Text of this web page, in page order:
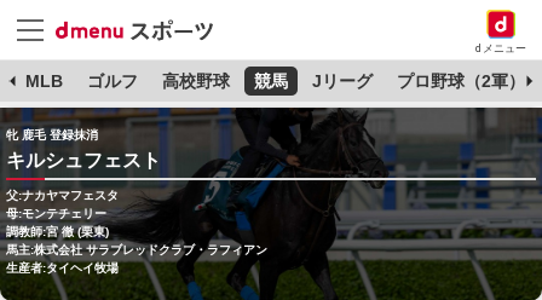
dメニュー
MLB ゴルフ 高校野球 競馬 Jリーグ プロ野球（2軍）
牝 鹿毛 登録抹消
キルシュフェスト
父:ナカヤマフェスタ
母:モンテチェリー
調教師:宮 徹 (栗東)
馬主:株式会社 サラブレッドクラブ・ラフィアン
生産者:タイヘイ牧場